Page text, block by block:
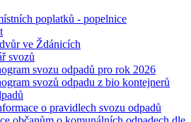
poplatků - popelnice
ve Ždánicích
svozů
svozu odpadů pro rok 2026
svozů odpadu z bio kontejnerů
o pravidlech svozu odpadů